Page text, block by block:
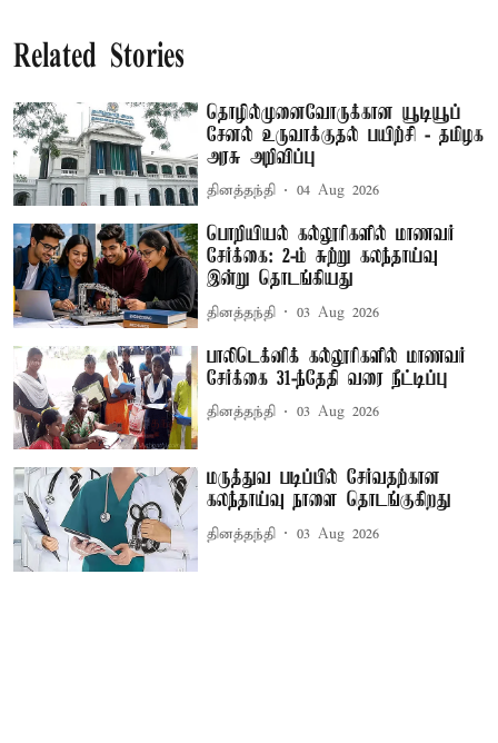
Related Stories
தொழில்முனைவோருக்கான யூடியூப்
சேனல் உருவாக்குதல் பயிற்சி - தமிழக
அரசு அறிவிப்பு
தினத்தந்தி 04 Aug 2026
பொறியியல் கல்லூரிகளில் மாணவர்
சேர்க்கை: 2-ம் சுற்று கலந்தாய்வு
இன்று தொடங்கியது
தினத்தந்தி 03 Aug 2026
பாலிடெக்னிக் கல்லூரிகளில் மாணவர்
சேர்க்கை 31-ந்தேதி வரை நீட்டிப்பு
தினத்தந்தி 03 Aug 2026
மருத்துவ படிப்பில் சேர்வதற்கான
கலந்தாய்வு நாளை தொடங்குகிறது
தினத்தந்தி 03 Aug 2026